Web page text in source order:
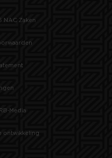
NAC Zaken
Media
ontwikkeling